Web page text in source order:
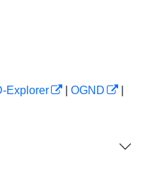
Explorer OGND